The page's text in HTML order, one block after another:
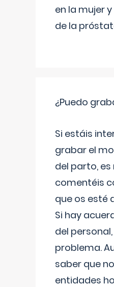
en la mujer
de la
¿Puedo
Si estáis
grabar el
del parto,
comentéis
que os esté
Si hay
del
problema.
saber que
entidades